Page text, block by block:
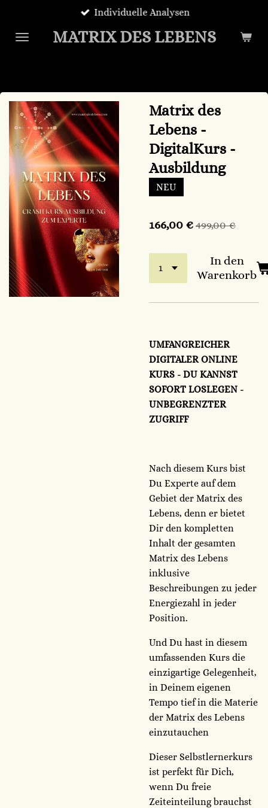
springen
MATRIX DES LEBENS
Individuelle Analysen
Matrix des
Lebens -
DigitalKurs -
Ausbildung
NEU
166,00 € 499,00 €
In den
Warenkorb
UMFANGREICHER
DIGITALER ONLINE
KURS - DU KANNST
SOFORT LOSLEGEN -
UNBEGRENZTER
ZUGRIFF
Nach diesem Kurs bist
Du Experte auf dem
Gebiet der Matrix des
Lebens, denn er bietet
Dir den kompletten
Inhalt der gesamten
Matrix des Lebens
inklusive
Beschreibungen zu jeder
Energiezahl in jeder
Position.
Und Du hast in diesem
umfassenden Kurs die
einzigartige Gelegenheit,
in Deinem eigenen
Tempo tief in die Materie
der Matrix des Lebens
einzutauchen
Dieser Selbstlernerkurs
ist perfekt für Dich,
wenn Du freie
Zeiteinteilung brauchst